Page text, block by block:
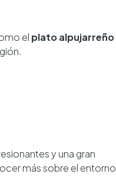
el plato alpujarreño
y una gran
más sobre el entorno